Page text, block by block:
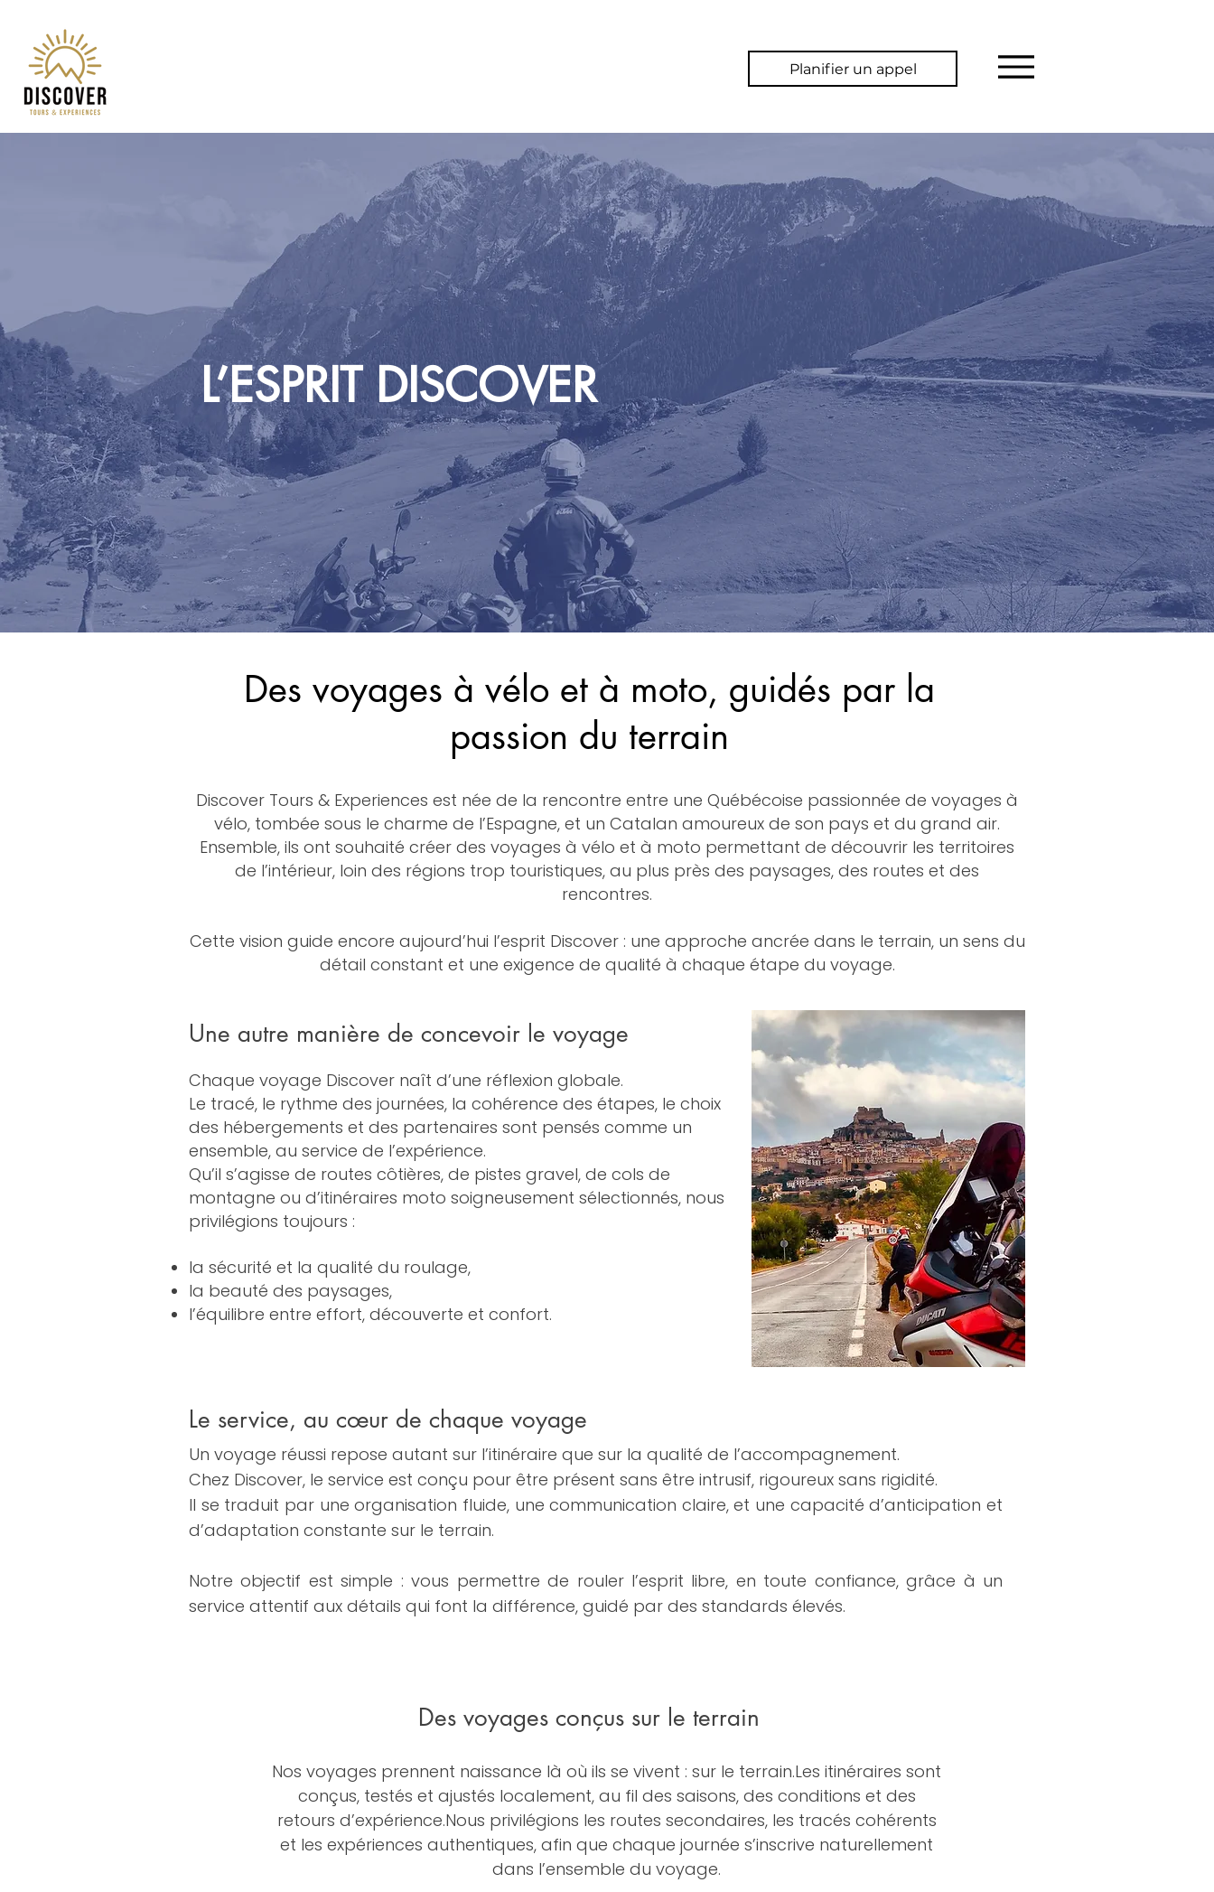
Planifier un appel
L’ESPRIT DISCOVER
Des voyages à vélo et à moto, guidés par la
passion du terrain
Discover Tours & Experiences est née de la rencontre entre une Québécoise passionnée de voyages à
vélo, tombée sous le charme de l’Espagne, et un Catalan amoureux de son pays et du grand air.
Ensemble, ils ont souhaité créer des voyages à vélo et à moto permettant de découvrir les territoires
de l’intérieur, loin des régions trop touristiques, au plus près des paysages, des routes et des
rencontres.
Cette vision guide encore aujourd’hui l’esprit Discover : une approche ancrée dans le terrain, un sens du
détail constant et une exigence de qualité à chaque étape du voyage.
Une autre manière de concevoir le voyage
Chaque voyage Discover naît d’une réflexion globale.
Le tracé, le rythme des journées, la cohérence des étapes, le choix
des hébergements et des partenaires sont pensés comme un
ensemble, au service de l’expérience.
Qu’il s’agisse de routes côtières, de pistes gravel, de cols de
montagne ou d’itinéraires moto soigneusement sélectionnés, nous
privilégions toujours :
la sécurité et la qualité du roulage,
la beauté des paysages,
l’équilibre entre effort, découverte et confort.
Le service, au cœur de chaque voyage
Un voyage réussi repose autant sur l’itinéraire que sur la qualité de l’accompagnement.
Chez Discover, le service est conçu pour être présent sans être intrusif, rigoureux sans rigidité.
Il se traduit par une organisation fluide, une communication claire, et une capacité d’anticipation et
d’adaptation constante sur le terrain.
Notre objectif est simple : vous permettre de rouler l’esprit libre, en toute confiance, grâce à un
service attentif aux détails qui font la différence, guidé par des standards élevés.
Des voyages conçus sur le terrain
Nos voyages prennent naissance là où ils se vivent : sur le terrain.Les itinéraires sont
conçus, testés et ajustés localement, au fil des saisons, des conditions et des
retours d’expérience.Nous privilégions les routes secondaires, les tracés cohérents
et les expériences authentiques, afin que chaque journée s’inscrive naturellement
dans l’ensemble du voyage.